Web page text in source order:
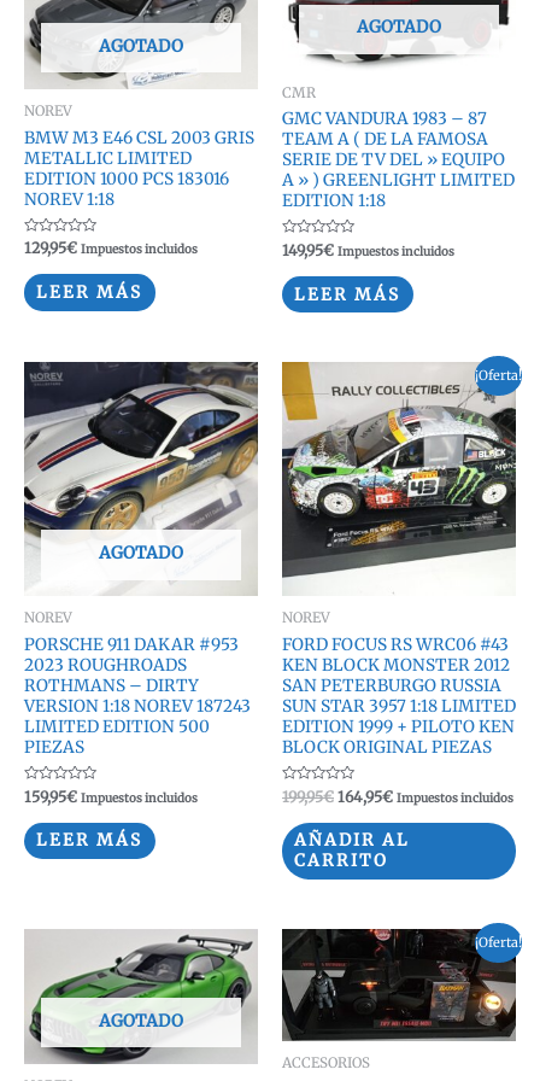
AGOTADO
NOREV
BMW M3 E46 CSL 2003 GRIS
METALLIC LIMITED
EDITION 1000 PCS 183016
NOREV 1:18
Valorado
con
de
5
129,95€ Impuestos incluidos
LEER MÁS
AGOTADO
CMR
GMC VANDURA 1983 – 87
TEAM A ( DE LA FAMOSA
SERIE DE TV DEL » EQUIPO
A » ) GREENLIGHT LIMITED
EDITION 1:18
Valorado
con
de
5
149,95€ Impuestos incluidos
LEER MÁS
AGOTADO
NOREV
PORSCHE 911 DAKAR #953
2023 ROUGHROADS
ROTHMANS – DIRTY
VERSION 1:18 NOREV 187243
LIMITED EDITION 500
PIEZAS
Valorado
con
de
5
159,95€ Impuestos incluidos
LEER MÁS
¡Oferta!
NOREV
FORD FOCUS RS WRC06 #43
KEN BLOCK MONSTER 2012
SAN PETERBURGO RUSSIA
SUN STAR 3957 1:18 LIMITED
EDITION 1999 + PILOTO KEN
BLOCK ORIGINAL PIEZAS
Valorado
con
de
5
199,95€ El
original
era:
199,95€.
164,95€El
actual
Impuestos incluidos
AÑADIR AL
CARRITO
AGOTADO
¡Oferta!
ACCESORIOS